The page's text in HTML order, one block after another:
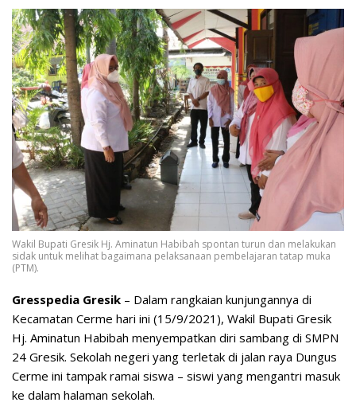
Wakil Bupati Gresik Hj. Aminatun Habibah spontan turun dan melakukan
sidak untuk melihat bagaimana pelaksanaan pembelajaran tatap muka
(PTM).
Gresspedia Gresik – Dalam rangkaian kunjungannya di
Kecamatan Cerme hari ini (15/9/2021), Wakil Bupati Gresik
Hj. Aminatun Habibah menyempatkan diri sambang di SMPN
24 Gresik. Sekolah negeri yang terletak di jalan raya Dungus
Cerme ini tampak ramai siswa – siswi yang mengantri masuk
ke dalam halaman sekolah.